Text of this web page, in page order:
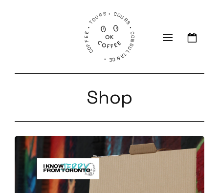
COFFEE • TOURS • COURS • CONSULTANCE •
Shop